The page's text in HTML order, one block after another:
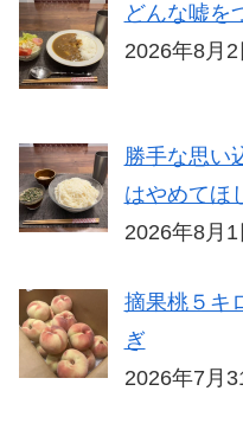
どんな嘘を
2026年8月2
勝手な思い
はやめてほ
2026年8月1
摘果桃５キ
ぎ
2026年7月